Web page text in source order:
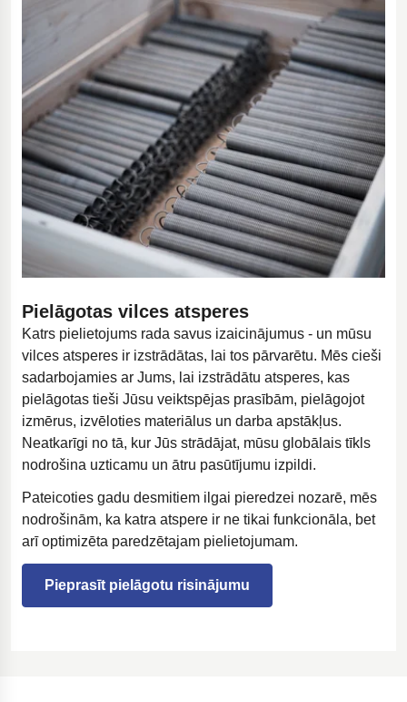
Pielāgotas vilces atsperes
Katrs pielietojums rada savus izaicinājumus - un mūsu
vilces atsperes ir izstrādātas, lai tos pārvarētu. Mēs cieši
sadarbojamies ar Jums, lai izstrādātu atsperes, kas
pielāgotas tieši Jūsu veiktspējas prasībām, pielāgojot
izmērus, izvēloties materiālus un darba apstākļus.
Neatkarīgi no tā, kur Jūs strādājat, mūsu globālais tīkls
nodrošina uzticamu un ātru pasūtījumu izpildi.
Pateicoties gadu desmitiem ilgai pieredzei nozarē, mēs
nodrošinām, ka katra atspere ir ne tikai funkcionāla, bet
arī optimizēta paredzētajam pielietojumam.
Pieprasīt pielāgotu risinājumu